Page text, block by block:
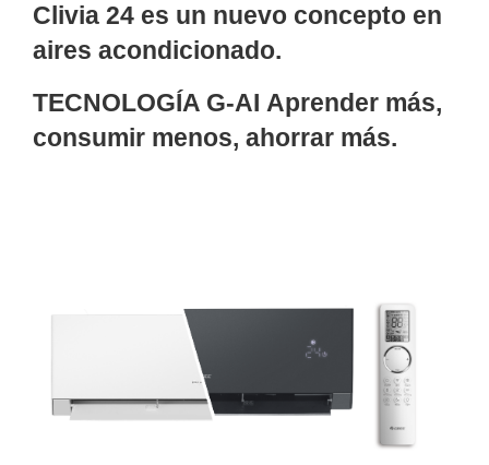
Clivia 24 es un nuevo concepto en
aires acondicionado.
TECNOLOGÍA G-AI Aprender más,
consumir menos, ahorrar más.